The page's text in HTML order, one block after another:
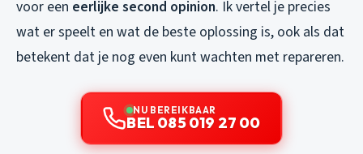
voor een eerlijke second opinion. Ik vertel je precies
wat er speelt en wat de beste oplossing is, ook als dat
betekent dat je nog even kunt wachten met repareren.
NU BEREIKBAAR
BEL 085 019 27 00